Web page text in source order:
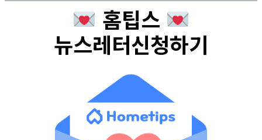
홈팁스
뉴스레터신청하기